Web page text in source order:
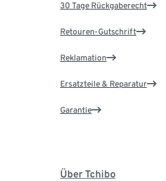
30 Tage Rückgaberecht
Retouren-Gutschrift
Reklamation
Ersatzteile & Reparatur
Garantie
Über Tchibo